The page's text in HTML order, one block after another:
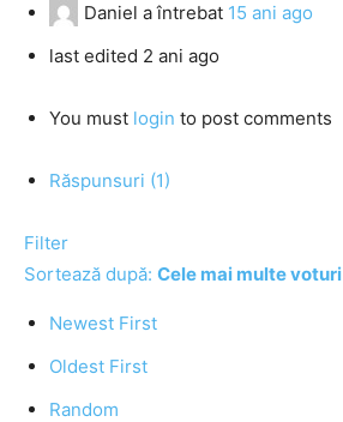
Daniel a întrebat 15 ani ago
last edited 2 ani ago
You must login to post comments
Răspunsuri (1)
Filter
Sortează după: Cele mai multe voturi
Newest First
Oldest First
Random